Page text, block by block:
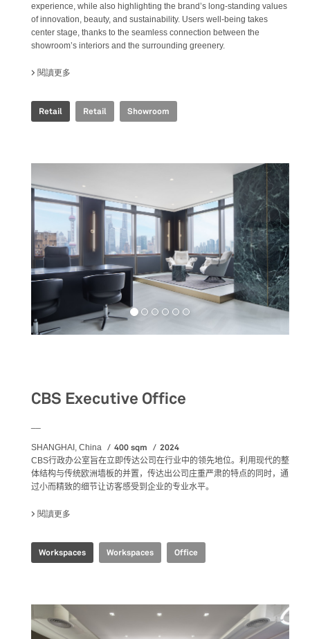
experience, while also highlighting the brand’s long-standing values
of innovation, beauty, and sustainability. Users well-being takes
center stage, thanks to the seamless connection between the
showroom’s interiors and the surrounding greenery.
閱讀更多
Retail Retail Showroom
CBS Executive Office
SHANGHAI, China 400 sqm 2024
CBS行政办公室旨在立即传达公司在行业中的领先地位。利用现代的整
体结构与传统欧洲墙板的并置，传达出公司庄重严肃的特点的同时，通
过小而精致的细节让访客感受到企业的专业水平。
閱讀更多
Workspaces Workspaces Office